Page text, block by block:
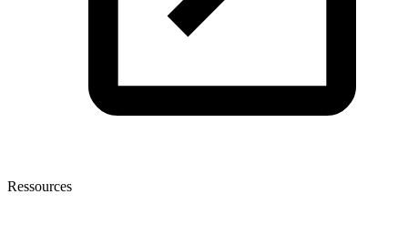
Ressources